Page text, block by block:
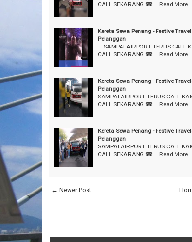
CALL SEKARANG ☎ … Read More
Kereta Sewa Penang - Festive
Pelanggan
⠀ SAMPAI AIRPORT TERUS CALL
CALL SEKARANG ☎ … Read More
Kereta Sewa Penang - Festive
Pelanggan
SAMPAI AIRPORT TERUS CALL
CALL SEKARANG ☎ … Read More
Kereta Sewa Penang - Festive
Pelanggan
SAMPAI AIRPORT TERUS CALL
CALL SEKARANG ☎ … Read More
← Newer Post